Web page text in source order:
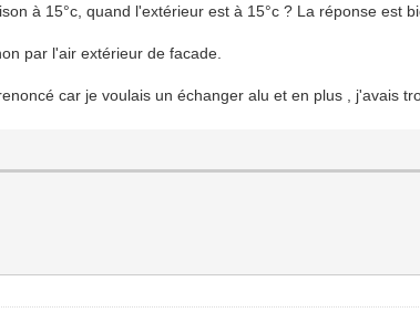
à 15°c, quand l'extérieur est à 15°c ? La réponse est
par l'air extérieur de facade.
car je voulais un échanger alu et en plus , j'avais